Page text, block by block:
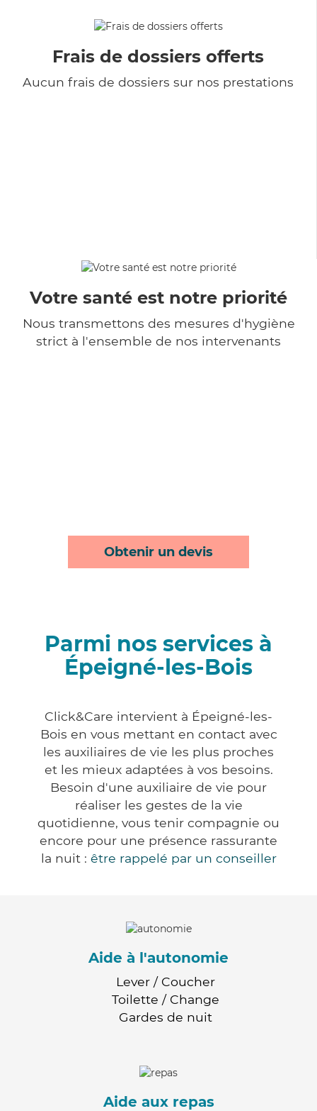
Frais de dossiers offerts
Aucun frais de dossiers sur nos prestations
Votre santé est notre priorité
Nous transmettons des mesures d'hygiène
strict à l'ensemble de nos intervenants
Obtenir un devis
Parmi nos services à
Épeigné-les-Bois
Click&Care intervient à Épeigné-les-
Bois en vous mettant en contact avec
les auxiliaires de vie les plus proches
et les mieux adaptées à vos besoins.
Besoin d'une auxiliaire de vie pour
réaliser les gestes de la vie
quotidienne, vous tenir compagnie ou
encore pour une présence rassurante
la nuit : être rappelé par un conseiller
Aide à l'autonomie
Lever / Coucher
Toilette / Change
Gardes de nuit
Aide aux repas